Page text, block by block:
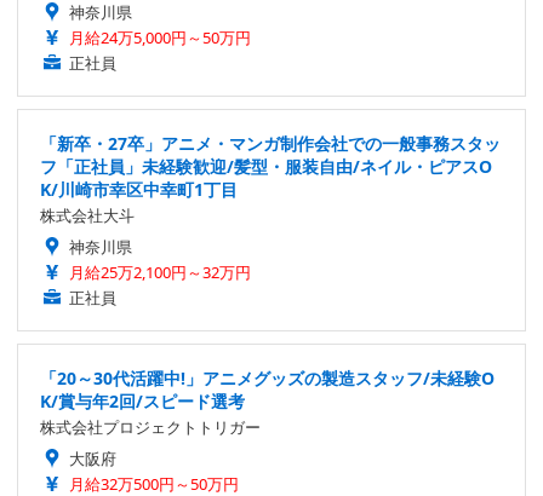
神奈川県
月給24万5,000円～50万円
正社員
「新卒・27卒」アニメ・マンガ制作会社での一般事務スタッ
フ「正社員」未経験歓迎/髪型・服装自由/ネイル・ピアスO
K/川崎市幸区中幸町1丁目
株式会社大斗
神奈川県
月給25万2,100円～32万円
正社員
「20～30代活躍中!」アニメグッズの製造スタッフ/未経験O
K/賞与年2回/スピード選考
株式会社プロジェクトトリガー
大阪府
月給32万500円～50万円